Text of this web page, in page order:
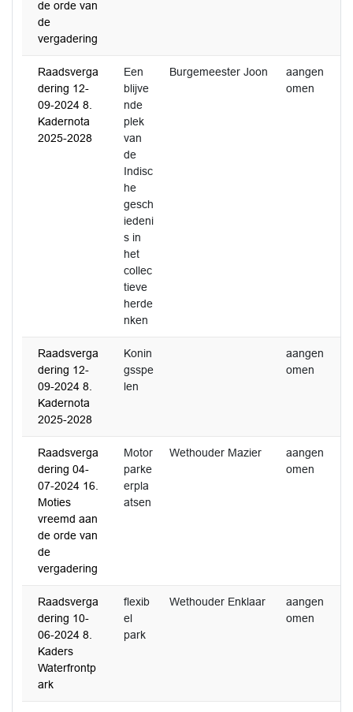
de orde van
de
vergadering
Raadsverga
dering 12-
09-2024 8.
Kadernota
2025-2028
Een
blijve
nde
plek
van
de
Indisc
he
gesch
iedeni
s in
het
collec
tieve
herde
nken
Burgemeester Joon
aangen
omen
Raadsverga
dering 12-
09-2024 8.
Kadernota
2025-2028
Konin
gsspe
len
aangen
omen
Raadsverga
dering 04-
07-2024 16.
Moties
vreemd aan
de orde van
de
vergadering
Motor
parke
erpla
atsen
Wethouder Mazier
aangen
omen
Raadsverga
dering 10-
06-2024 8.
Kaders
Waterfrontp
ark
flexib
el
park
Wethouder Enklaar
aangen
omen